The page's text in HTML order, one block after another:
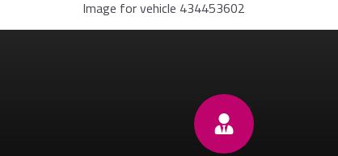
Image for vehicle 434453602